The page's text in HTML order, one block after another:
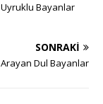
Bayanlar
SONRAKI
Dul Bayanlar